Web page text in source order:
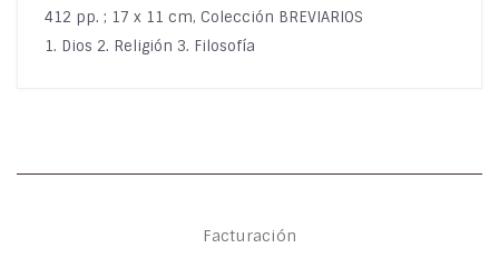
412 pp. ; 17 x 11 cm, Colección BREVIARIOS
1. Dios 2. Religión 3. Filosofía
Facturación